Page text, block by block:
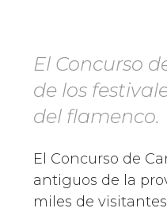
El Concurso
de los
del flamenco.
El Concurso de
antiguos de la
miles de